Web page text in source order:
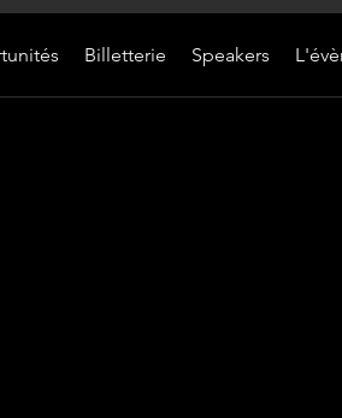
Billetterie Speakers